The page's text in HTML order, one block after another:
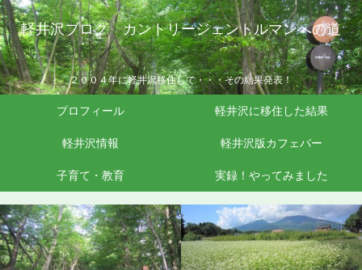
軽井沢ブログ カントリージェントルマンへの道
２００４年に軽井沢移住して・・・その結果発表！
プロフィール 軽井沢に移住した結果
軽井沢情報 軽井沢版カフェバー
子育て・教育 実録！やってみました